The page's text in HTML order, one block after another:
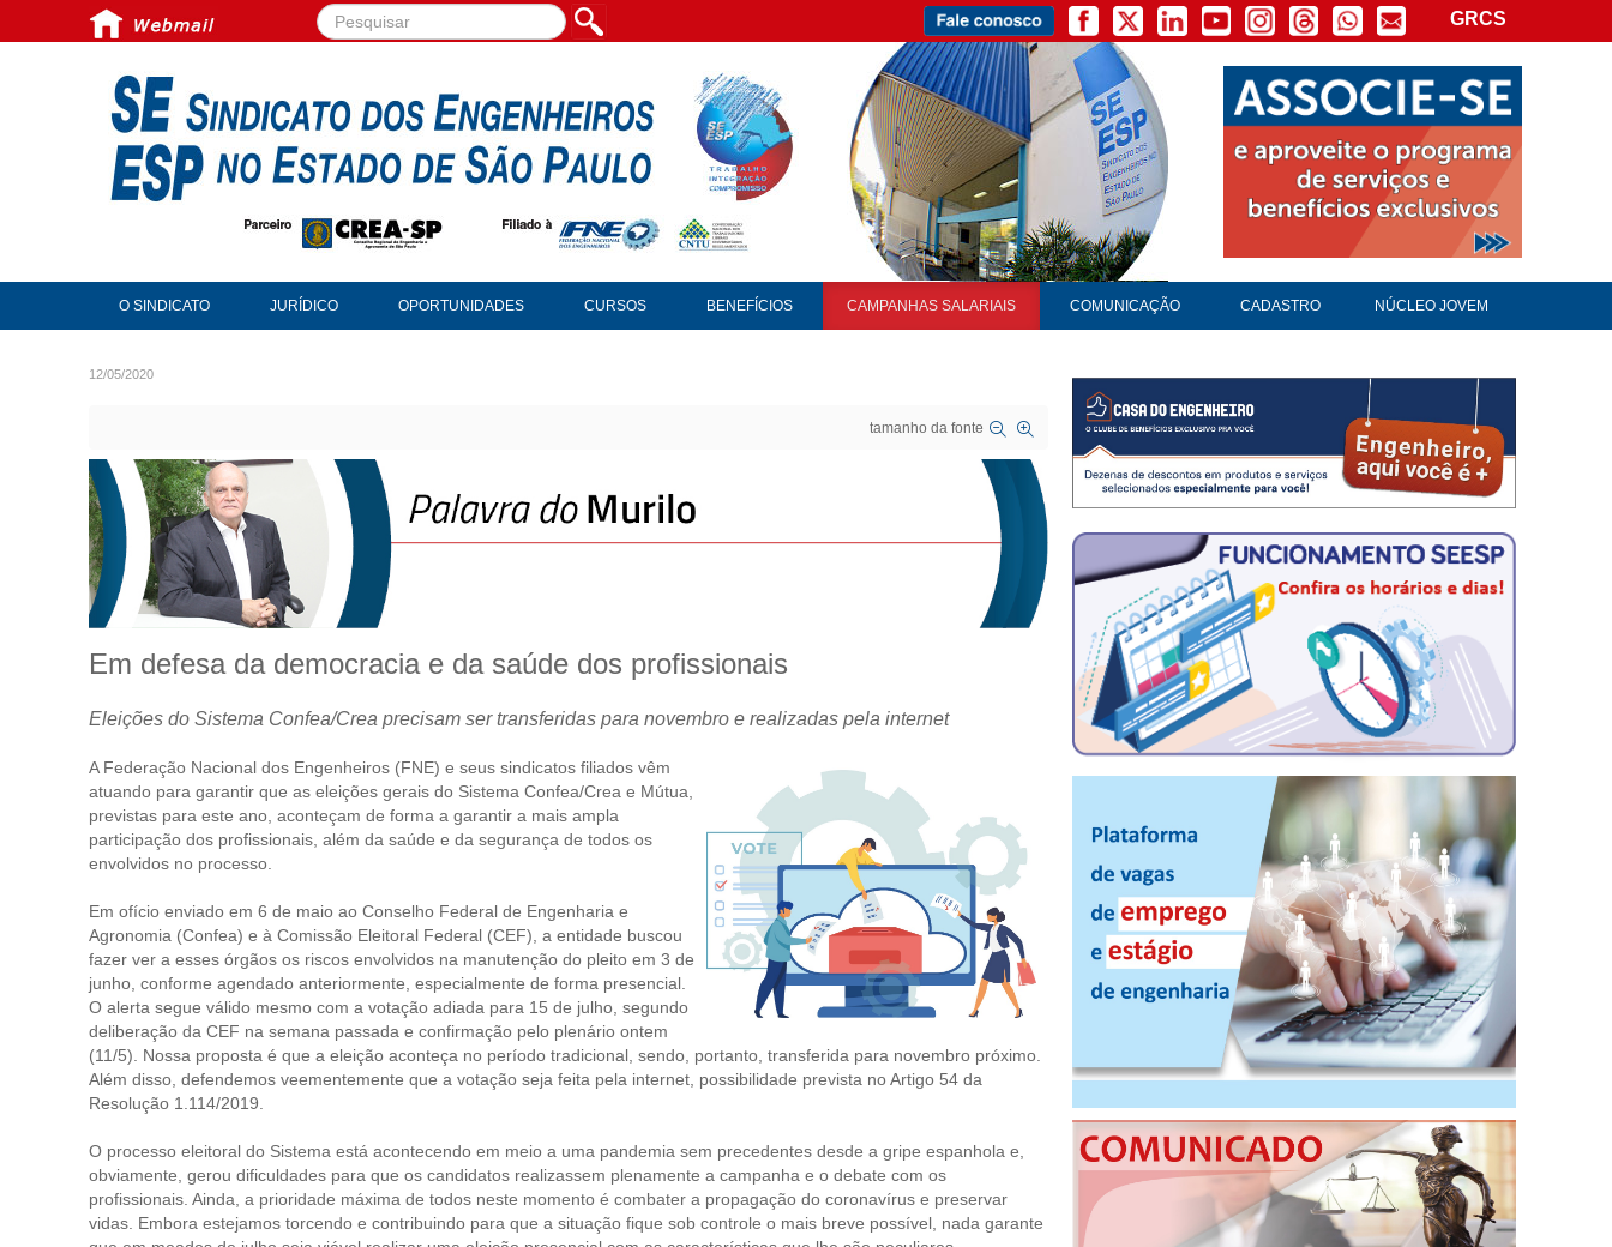
Pesquisar... GRCS
O SINDICATO JURÍDICO OPORTUNIDADES CURSOS BENEFÍCIOS CAMPANHAS SALARIAIS COMUNICAÇÃO CADASTRO NÚCLEO JOVEM
12/05/2020
tamanho da fonte
Em defesa da democracia e da saúde dos profissionais
Eleições do Sistema Confea/Crea precisam ser transferidas para novembro e realizadas pela internet
A Federação Nacional dos Engenheiros (FNE) e seus sindicatos filiados vêm
atuando para garantir que as eleições gerais do Sistema Confea/Crea e Mútua,
previstas para este ano, aconteçam de forma a garantir a mais ampla
participação dos profissionais, além da saúde e da segurança de todos os
envolvidos no processo.
Em ofício enviado em 6 de maio ao Conselho Federal de Engenharia e
Agronomia (Confea) e à Comissão Eleitoral Federal (CEF), a entidade buscou
fazer ver a esses órgãos os riscos envolvidos na manutenção do pleito em 3 de
junho, conforme agendado anteriormente, especialmente de forma presencial.
O alerta segue válido mesmo com a votação adiada para 15 de julho, segundo
deliberação da CEF na semana passada e confirmação pelo plenário ontem
(11/5). Nossa proposta é que a eleição aconteça no período tradicional, sendo, portanto, transferida para novembro próximo.
Além disso, defendemos veementemente que a votação seja feita pela internet, possibilidade prevista no Artigo 54 da
Resolução 1.114/2019.
O processo eleitoral do Sistema está acontecendo em meio a uma pandemia sem precedentes desde a gripe espanhola e,
obviamente, gerou dificuldades para que os candidatos realizassem plenamente a campanha e o debate com os
profissionais. Ainda, a prioridade máxima de todos neste momento é combater a propagação do coronavírus e preservar
vidas. Embora estejamos torcendo e contribuindo para que a situação fique sob controle o mais breve possível, nada garante